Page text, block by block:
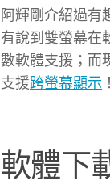
阿輝剛介紹過有
有說到雙螢幕在
數軟體支援；而
支援跨螢幕顯示 ！
軟體下